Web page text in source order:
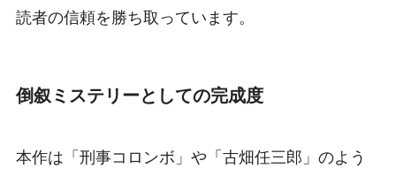
読者の信頼を勝ち取っています。
倒叙ミステリーとしての完成度
本作は「刑事コロンボ」や「古畑任三郎」のよう